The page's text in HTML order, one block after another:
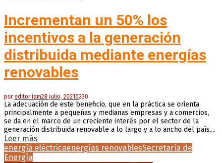
Incrementan un 50% los
incentivos a la generación
distribuida mediante energías
renovables
poreditor iam28 julio, 20210230
La adecuación de este beneficio, que en la práctica se orienta
principalmente a pequeñas y medianas empresas y a comercios,
se da en el marco de un creciente interés por el sector de la
generación distribuida renovable a lo largo y a lo ancho del país....
Leer más
energía eléctricaenergías renovablesSecretaría de
Energía